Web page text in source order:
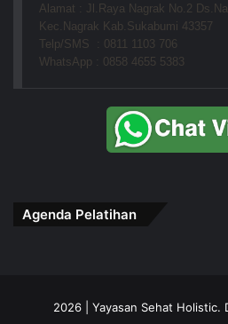
Alamat : Jl.Raya Nagrak No.2
Kec.Nagrak Kab.Sukabumi 43357
Telp/SMS  : 0811 1103 706
WhatsApp : 0858 4655 5383
Agenda Pelatihan
2026 | Yayasan Sehat Holistic.